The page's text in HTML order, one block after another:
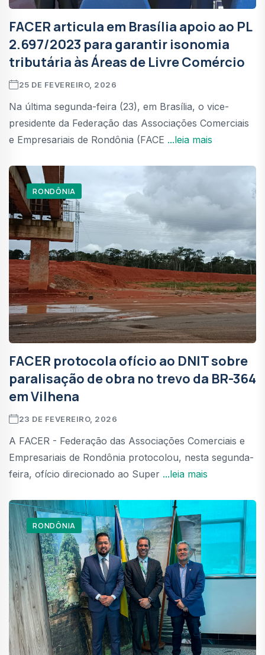
FACER articula em Brasília apoio ao PL
2.697/2023 para garantir isonomia
tributária às Áreas de Livre Comércio
25 DE FEVEREIRO, 2026
Na última segunda-feira (23), em Brasília, o vice-
presidente da Federação das Associações Comerciais
e Empresariais de Rondônia (FACE ...leia mais
RONDÔNIA
FACER protocola ofício ao DNIT sobre
paralisação de obra no trevo da BR-364
em Vilhena
23 DE FEVEREIRO, 2026
A FACER - Federação das Associações Comerciais e
Empresariais de Rondônia protocolou, nesta segunda-
feira, ofício direcionado ao Super ...leia mais
RONDÔNIA